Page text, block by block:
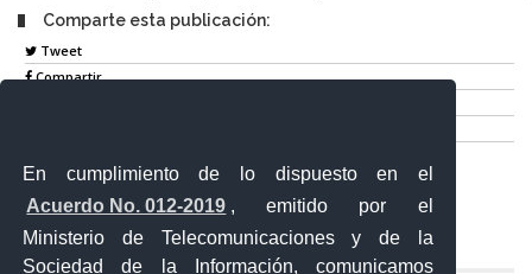
En cumplimiento de lo dispuesto en el
Acuerdo No. 012-2019 , emitido por el
Ministerio de Telecomunicaciones y de la
Sociedad de la Información, comunicamos
Comparte esta publicación:
Tweet
Compartir
Entérate